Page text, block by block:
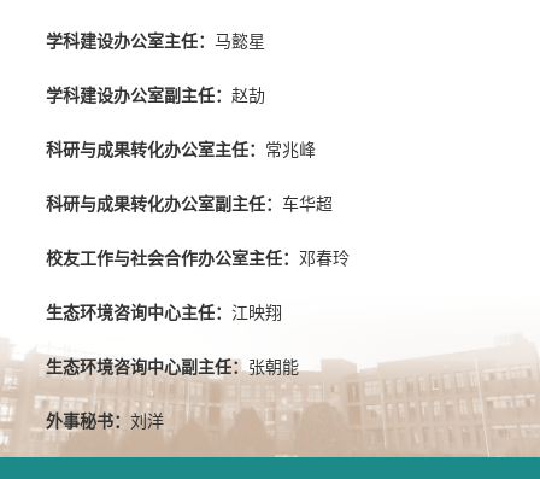
学科建设办公室主任： 马懿星
学科建设办公室副主任： 赵劼
科研与成果转化办公室主任： 常兆峰
科研与成果转化办公室副主任： 车华超
校友工作与社会合作办公室主任： 邓春玲
生态环境咨询中心主任： 江映翔
生态环境咨询中心副主任：张朝能
外事秘书： 刘洋